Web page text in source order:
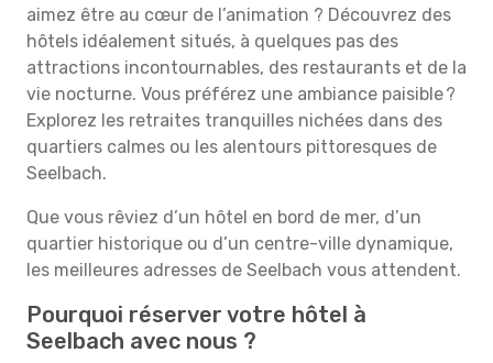
aimez être au cœur de l’animation ? Découvrez des
hôtels idéalement situés, à quelques pas des
attractions incontournables, des restaurants et de la
vie nocturne. Vous préférez une ambiance paisible ?
Explorez les retraites tranquilles nichées dans des
quartiers calmes ou les alentours pittoresques de
Seelbach.
Que vous rêviez d’un hôtel en bord de mer, d’un
quartier historique ou d’un centre-ville dynamique,
les meilleures adresses de Seelbach vous attendent.
Pourquoi réserver votre hôtel à
Seelbach avec nous ?